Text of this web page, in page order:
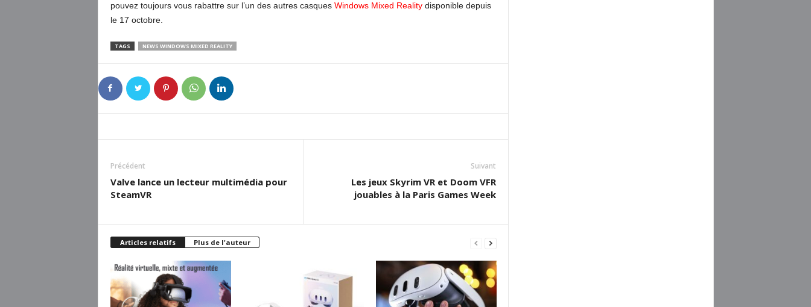
pouvez toujours vous rabattre sur l’un des autres casques Windows Mixed Realitydisponible depuis
le 17 octobre.
TAGS NEWS WINDOWS MIXED REALITY
Précédent
Valve lance un lecteur multimédia pour
SteamVR
Suivant
Les jeux Skyrim VR et Doom VFR
jouables à la Paris Games Week
Articles relatifs Plus de l'auteur